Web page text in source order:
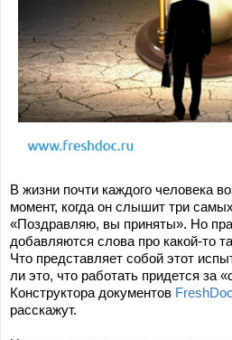
В жизни почти каждого человека
момент, когда он слышит три
«Поздравляю, вы приняты». Но
добавляются слова про какой-то
Что представляет собой этот
ли это, что работать придется за
Конструктора документов
расскажут.